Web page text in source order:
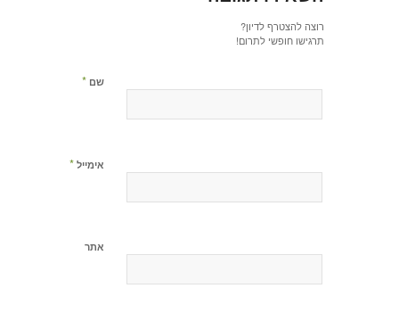
רוצה להצטרף לדיון?
תרגישו חופשי לתרום!
שם *
אימייל *
אתר